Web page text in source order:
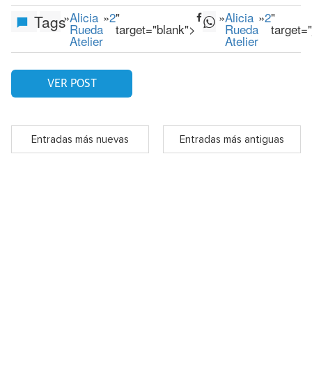
Tags»Alicia
Rueda
Atelier
»2"
target="blank">
»Alicia
Rueda
Atelier
»2"
VER POST
Entradas más nuevas Entradas más antiguas